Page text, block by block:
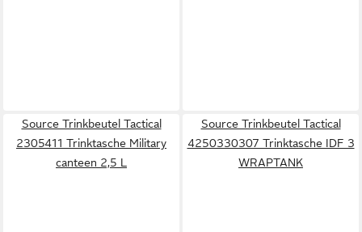
Source Trinkbeutel Tactical
2305411 Trinktasche Military
canteen 2,5 L
Source Trinkbeutel Tactical
4250330307 Trinktasche IDF 3
WRAPTANK